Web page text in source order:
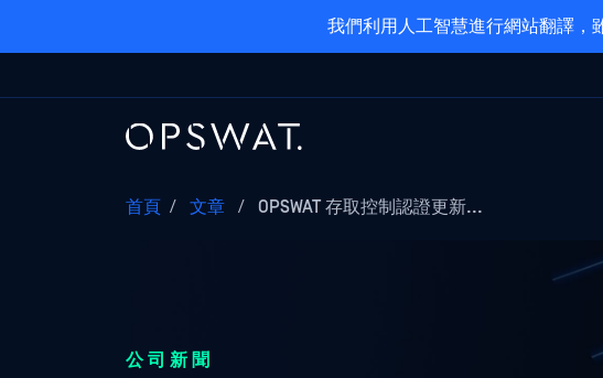
我們利用人工智慧進行網站翻譯，
首頁 / 文章 / OPSWAT 存取控制認證更新...
公司新聞